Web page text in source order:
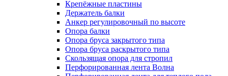
Крепёжные пластины
Держатель балки
Анкер регулировочный по высоте
Опора балки
Опора бруса закрытого типа
Опора бруса раскрытого типа
Скользящая опора для стропил
Перфорированная лента Волна